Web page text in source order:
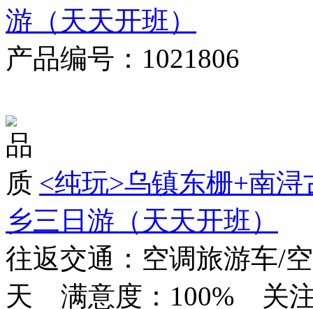
产品编号：1021806
<纯玩>乌镇东栅+南
乡三日游（天天开班）
往返交通：空调旅游车/
天 满意度：100% 关注